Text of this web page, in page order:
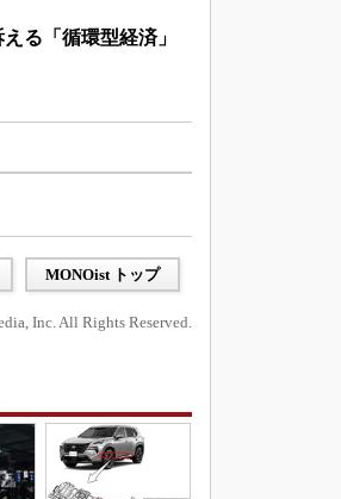
る「循環型経済」
MONOist トップ
Inc. All Rights Reserved.